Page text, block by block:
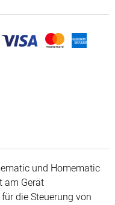
und Homematic
am Gerät
die Steuerung von